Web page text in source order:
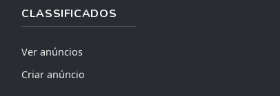
CLASSIFICADOS
Ver anúncios
Criar anúncio